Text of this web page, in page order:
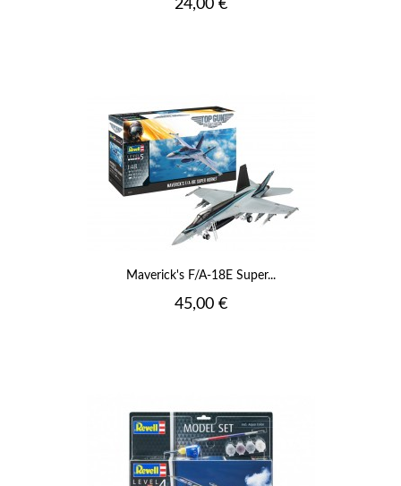
Prix
24,00 €
Maverick's F/A-18E Super...
Prix
45,00 €